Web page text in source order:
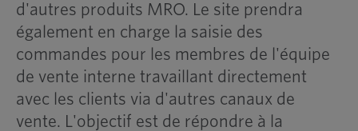
d'autres produits MRO. Le site prendra
également en charge la saisie des
commandes pour les membres de l'équipe
de vente interne travaillant directement
avec les clients via d'autres canaux de
vente. L'objectif est de répondre à la